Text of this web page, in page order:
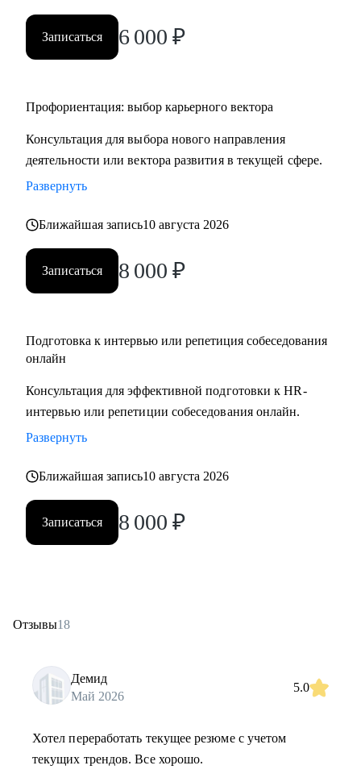
• HR и рекрутерам
• Специалистам в продажах и развитии бизнеса
Записаться 6 000 ₽
Профориентация: выбор карьерного вектора
Консультация для выбора нового направления
деятельности или вектора развития в текущей сфере.
Развернуть
Ближайшая запись10 августа 2026
Записаться 8 000 ₽
Подготовка к интервью или репетиция собеседования
онлайн
Консультация для эффективной подготовки к HR-
интервью или репетиции собеседования онлайн.
Развернуть
Ближайшая запись10 августа 2026
Записаться 8 000 ₽
Отзывы18
Демид
Май 2026
5.0
Хотел переработать текущее резюме с учетом
текущих трендов. Все хорошо.